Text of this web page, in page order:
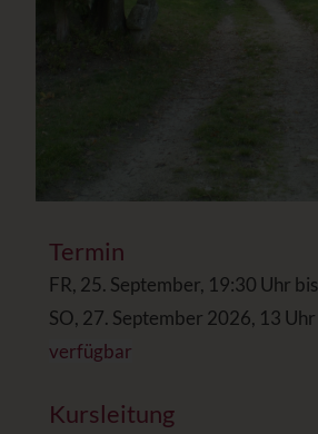
Termin
FR, 25. September, 19:30 Uhr bis
SO, 27. September 2026, 13 Uhr
verfügbar
Kursleitung